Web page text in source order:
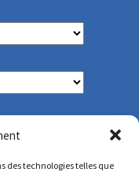
des technologies telles que